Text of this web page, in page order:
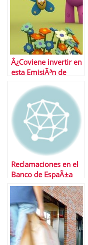
Â¿Coviene invertir en
esta EmisiÃ³n de
Zinkia?
Reclamaciones en el
Banco de EspaÃ±a